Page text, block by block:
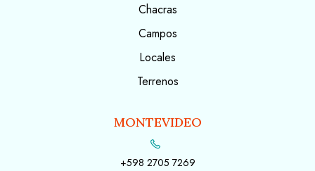
Chacras
Campos
Locales
Terrenos
MONTEVIDEO
+598 2705 7269